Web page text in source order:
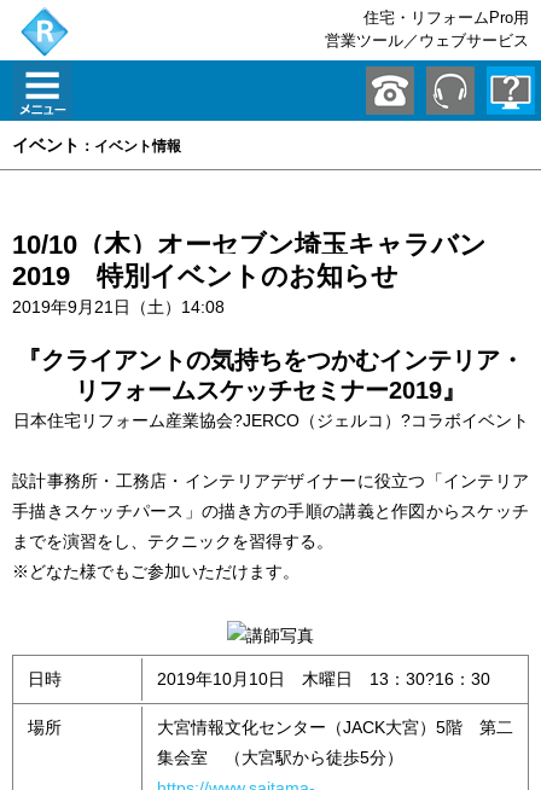
住宅・リフォームPro用
営業ツール／ウェブサービス
イベント ：イベント情報
10/10（木）オーセブン埼玉キャラバン
2019 特別イベントのお知らせ
2019年9月21日（土）14:08
『クライアントの気持ちをつかむインテリア・
リフォームスケッチセミナー2019』
日本住宅リフォーム産業協会?JERCO（ジェルコ）?コラボイベント
設計事務所・工務店・インテリアデザイナーに役立つ「インテリア
手描きスケッチパース」の描き方の手順の講義と作図からスケッチ
までを演習をし、テクニックを習得する。
※どなた様でもご参加いただけます。
日時 2019年10月10日 木曜日 13：30?16：30
場所
大宮情報文化センター（JACK大宮）5階 第二
集会室 （大宮駅から徒歩5分）